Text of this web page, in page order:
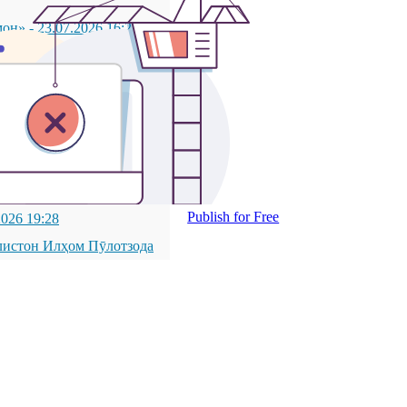
-23.07.2026 16:21
дар шаҳри
сиёсатшинос ва
сиёсатшинос ва
Ҷумҳурии
ДАР ШАҲРИ
19:28
Илҳом Пӯлотзода
Publish for Free